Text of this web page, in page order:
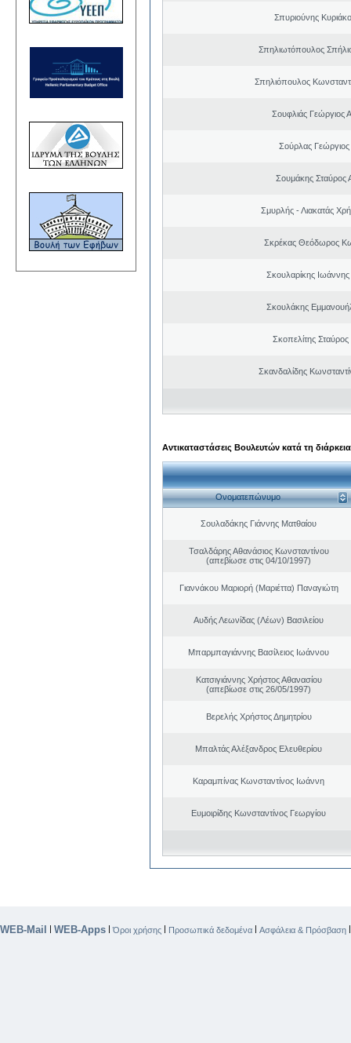
Σπυριούνης
Σπηλιωτόπουλος
Σπηλιόπουλος
Σουφλιάς Γεώργιος
Σούρλας
Σουμάκης Σταύρος
Σμυρλής - Λιακατάς
Σκρέκας Θεόδωρος
Σκουλαρίκης
Σκουλάκης
Σκοπελίτης
Σκανδαλίδης
Αντικαταστάσεις Βουλευτών κατά τη
Ονοματεπώνυμο
Σουλαδάκης Γιάννης Ματθαίου
Τσαλδάρης Αθανάσιος Κωνσταντίνου
(απεβίωσε στις 04/10/1997)
Γιαννάκου Μαριορή (Μαριέττα) Παναγιώτη
Αυδής Λεωνίδας (Λέων) Βασιλείου
Μπαρμπαγιάννης Βασίλειος Ιωάννου
Κατσιγιάννης Χρήστος Αθανασίου
(απεβίωσε στις 26/05/1997)
Βερελής Χρήστος Δημητρίου
Μπαλτάς Αλέξανδρος Ελευθερίου
Καραμπίνας Κωνσταντίνος Ιωάννη
Ευμοιρίδης Κωνσταντίνος Γεωργίου
WEB-Mail | WEB-Apps |Όροι χρήσης | Προσωπικά δεδομένα | Ασφάλεια & Πρόσβαση